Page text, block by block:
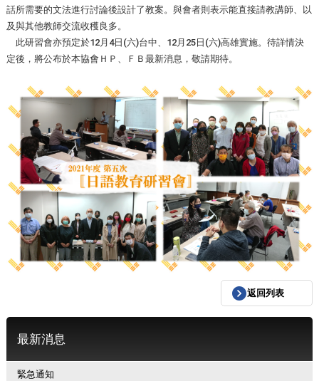
話所需要的文法進行討論後設計了教案。與會者則表示能直接請教講師、以
及與其他教師交流收穫良多。
此研習會亦預定於12月4日(六)台中、12月25日(六)高雄實施。待詳情決
定後，將公布於本協會ＨＰ、ＦＢ最新消息，敬請期待。
返回列表
最新消息
緊急通知